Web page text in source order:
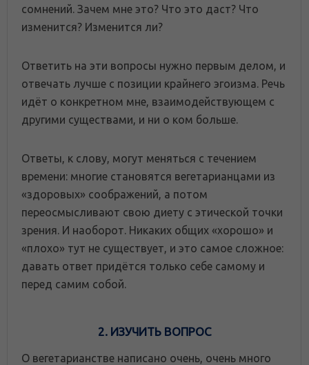
сомнений. Зачем мне это? Что это даст? Что
изменится? Изменится ли?
Ответить на эти вопросы нужно первым делом, и
отвечать лучше с позиции крайнего эгоизма. Речь
идёт о конкретном мне, взаимодействующем с
другими существами, и ни о ком больше.
Ответы, к слову, могут меняться с течением
времени: многие становятся вегетарианцами из
«здоровых» соображений, а потом
переосмысливают свою диету с этической точки
зрения. И наоборот. Никаких общих «хорошо» и
«плохо» тут не существует, и это самое сложное:
давать ответ придётся только себе самому и
перед самим собой.
2. ИЗУЧИТЬ ВОПРОС
О вегетарианстве написано очень, очень много